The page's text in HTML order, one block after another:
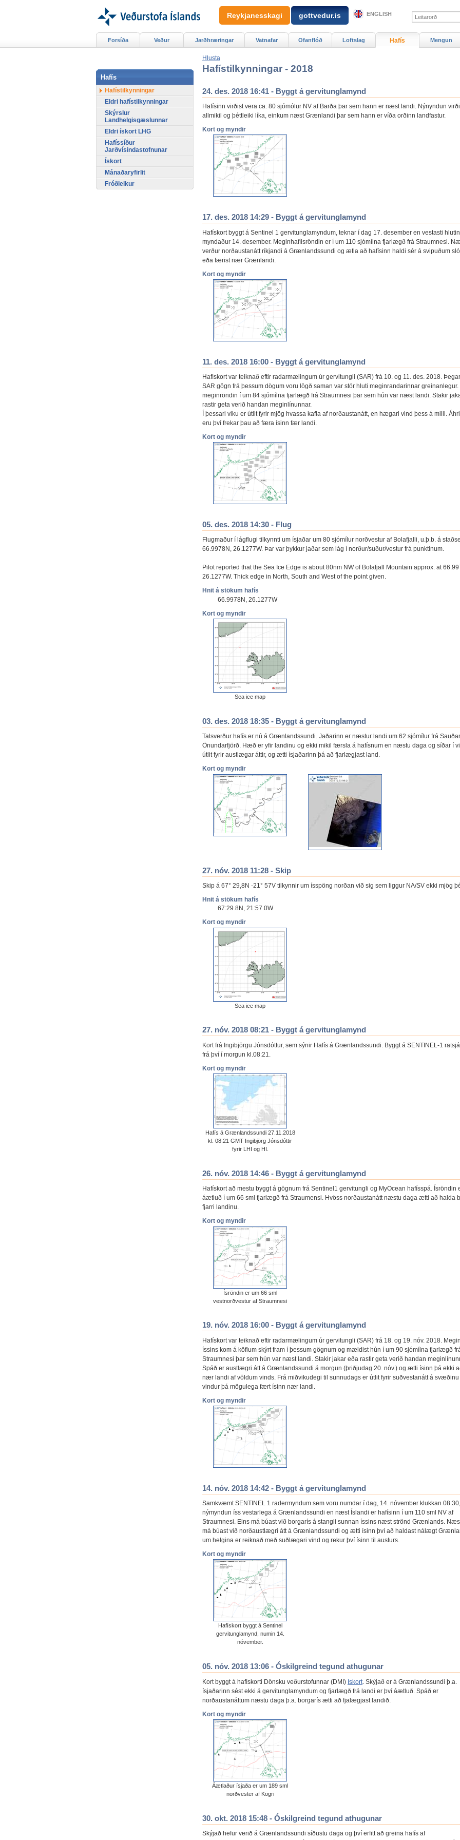
Hlusta
Hafístilkynningar - 2018
24. des. 2018 16:41 - Byggt á gervitunglamynd
Hafísinn virðist vera ca. 80 sjómólur NV af Barða þar sem hann er næst landi. Nýnyndun
allmikil og þéttleiki líka, einkum næst Grænlandi þar sem hann er víða orðinn landfastur.
Kort og myndir
17. des. 2018 14:29 - Byggt á gervitunglamynd
Hafískort byggt á Sentinel 1 gervitunglamyndum, teknar í dag 17. desember en vestasti
myndaður 14. desember. Meginhafíisröndin er í um 110 sjómílna fjarlægð frá Straumnesi.
verður norðaustanátt ríkjandi á Grænlandssundi og ætla að hafísinn haldi sér á svipuðum
eða færist nær Grænlandi.
Kort og myndir
11. des. 2018 16:00 - Byggt á gervitunglamynd
Hafískort var teiknað eftir radarmælingum úr gervitungli (SAR) frá 10. og 11. des. 2018.
SAR gögn frá þessum dögum voru lögð saman var stór hluti meginrandarinnar
meginröndin í um 84 sjómílna fjarlægð frá Straumnesi þar sem hún var næst landi. Stakir
rastir geta verið handan meginlínunnar.
Í þessari viku er útlit fyrir mjög hvassa kafla af norðaustanátt, en hægari vind þess á milli.
eru því frekar þau að færa ísinn fær landi.
Kort og myndir
05. des. 2018 14:30 - Flug
Flugmaður í lágflugi tilkynnti um ísjaðar um 80 sjómílur norðvestur af Bolafjalli, u.þ.b. á
66.9978N, 26.1277W. Þar var þykkur jaðar sem lág í norður/suður/vestur frá punktinum.
Pilot reported that the Sea Ice Edge is about 80nm NW of Bolafjall Mountain approx. at
26.1277W. Thick edge in North, South and West of the point given.
Hnit á stökum hafís
66.9978N, 26.1277W
Kort og myndir
Sea ice map
03. des. 2018 18:35 - Byggt á gervitunglamynd
Talsverður hafís er nú á Grænlandssundi. Jaðarinn er næstur landi um 62 sjómílur frá
Önundarfjörð. Hæð er yfir landinu og ekki mikil færsla á hafísnum en næstu daga og síðar í
útlit fyrir austlægar áttir, og ætti ísjaðarinn þá að fjarlægjast land.
Kort og myndir
27. nóv. 2018 11:28 - Skip
Skip á 67° 29,8N -21° 57V tilkynnir um ísspöng norðan við sig sem liggur NA/SV ekki mjög
Hnit á stökum hafís
67:29.8N, 21:57.0W
Kort og myndir
Sea ice map
27. nóv. 2018 08:21 - Byggt á gervitunglamynd
Kort frá Ingibjörgu Jónsdóttur, sem sýnir Hafís á Grænlandssundi. Byggt á SENTINEL-1
frá því í morgun kl.08:21.
Kort og myndir
Hafís á Grænlandssundi 27.11.2018
kl. 08:21 GMT Ingibjörg Jónsdóttir
fyrir LHI og HI.
26. nóv. 2018 14:46 - Byggt á gervitunglamynd
Hafískort að mestu byggt á gögnum frá Sentinel1 gervitungli og MyOcean hafísspá. Ísröndin
áætluð í um 66 sml fjarlægð frá Straumensi. Hvöss norðaustanátt næstu daga ætti að halda
fjarri landinu.
Kort og myndir
Ísröndin er um 66 sml
vestnorðvestur af Straumnesi
19. nóv. 2018 16:00 - Byggt á gervitunglamynd
Hafískort var teiknað eftir radarmælingum úr gervitungli (SAR) frá 18. og 19. nóv. 2018.
íssins kom á köflum skýrt fram í þessum gögnum og mældist hún í um 90 sjómílna fjarlægð
Straumnesi þar sem hún var næst landi. Stakir jakar eða rastir geta verið handan
Spáð er austlægri átt á Grænlandssundi á morgun (þriðjudag 20. nóv.) og ætti ísinn þá ekki
nær landi af völdum vinds. Frá miðvikudegi til sunnudags er útlit fyrir suðvestanátt á
vindur þá mögulega fært ísinn nær landi.
Kort og myndir
14. nóv. 2018 14:42 - Byggt á gervitunglamynd
Samkvæmt SENTINEL 1 radermyndum sem voru numdar í dag, 14. nóvember klukkan
nýmyndun íss vestarlega á Grænlandssundi en næst Íslandi er hafísinn í um 110 sml NV af
Straumnesi. Eins má búast við borgarís á stangli sunnan íssins næst strönd Grænlands.
má búast við norðaustlægri átt á Grænlandssundi og ætti ísinn því að haldast nálægt
um helgina er reiknað með suðlægari vind og rekur því ísinn til austurs.
Kort og myndir
Hafískort byggt á Sentinel
gervitunglamynd, numin 14.
nóvember.
05. nóv. 2018 13:06 - Óskilgreind tegund athugunar
Kort byggt á hafískorti Dönsku veðurstofunnar (DMI) Iskort . Skýjað er á Grænlandssundi þ.a.
ísjaðarinn sést ekki á gervitunglamyndum og fjarlægð frá landi er því áætluð. Spáð er
norðaustanáttum næstu daga þ.a. borgarís ætti að fjalægjast landið.
Kort og myndir
Áætlaður ísjaða er um 189 sml
norðvester af Kögri
30. okt. 2018 15:48 - Óskilgreind tegund athugunar
Skýjað hefur verið á Grænlandssundi síðustu daga og því erfitt að greina hafís af
Forsíða Veður Jarðhræringar Vatnafar Ofanflóð Loftslag Hafís Mengun
Hafís
Hafístilkynningar
Eldri hafístilkynningar
Skýrslur
Landhelgisgæslunnar
Eldri ískort LHG
Hafíssíður
Jarðvísindastofnunar
Ískort
Mánaðaryfirlit
Fróðleikur
Reykjanesskagi gottvedur.is ENGLISH